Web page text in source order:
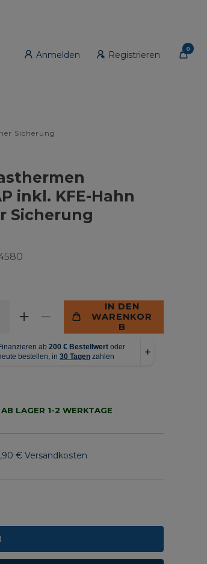
Anmelden Registrieren
0
Sicherung
inkl. KFE-Hahn
Sicherung
IN DEN
WARENKOR
B
AB LAGER 1-2 WERKTAGE
€ Versandkosten